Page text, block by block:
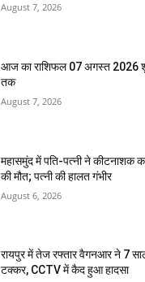
August 7, 2026
आज का राशिफल 07 अगस्त 2026
तक
August 7, 2026
महासमुंद में पति-पत्नी ने कीटनाशक
की मौत; पत्नी की हालत गंभीर
August 6, 2026
रायपुर में तेज रफ्तार वैगनआर ने 7 साल
टक्कर, CCTV में कैद हुआ हादसा